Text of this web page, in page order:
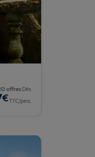
offres Dès
€TTC/pers.